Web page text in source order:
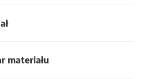
materiału